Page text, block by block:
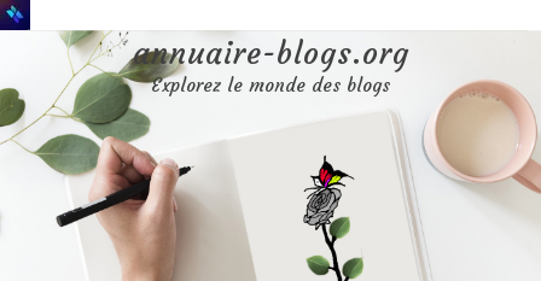
Aller
au
annuaire-blogs.org
Explorez le monde des blogs